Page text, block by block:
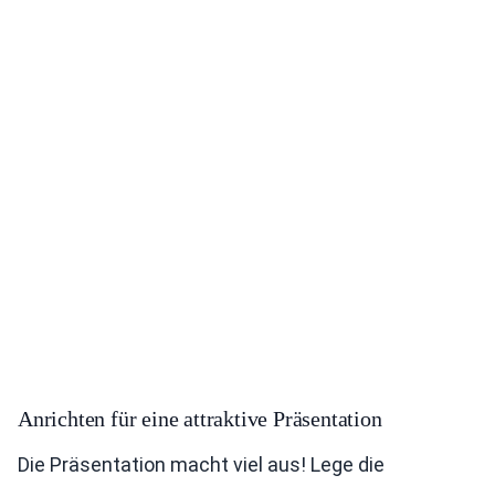
Anrichten für eine attraktive Präsentation
Die Präsentation macht viel aus! Lege die